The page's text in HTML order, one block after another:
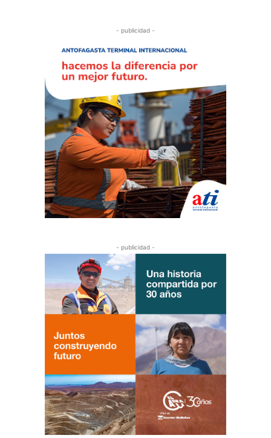
- publicidad -
- publicidad -